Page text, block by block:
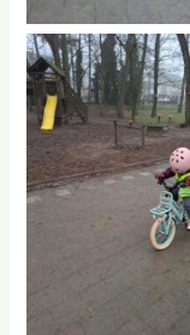
No Caption